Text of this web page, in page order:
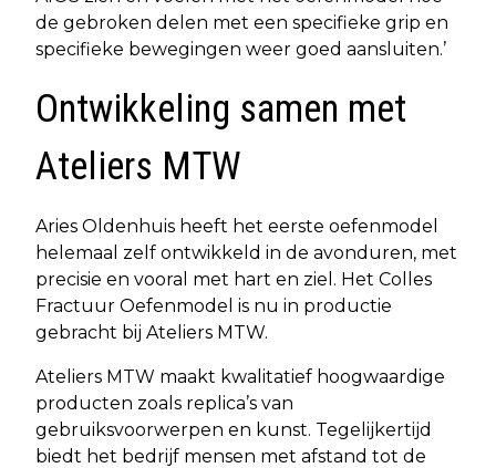
de gebroken delen met een specifieke grip en
specifieke bewegingen weer goed aansluiten.’
Ontwikkeling samen met
Ateliers MTW
Aries Oldenhuis heeft het eerste oefenmodel
helemaal zelf ontwikkeld in de avonduren, met
precisie en vooral met hart en ziel. Het Colles
Fractuur Oefenmodel is nu in productie
gebracht bij Ateliers MTW.
Ateliers MTW maakt kwalitatief hoogwaardige
producten zoals replica’s van
gebruiksvoorwerpen en kunst. Tegelijkertijd
biedt het bedrijf mensen met afstand tot de